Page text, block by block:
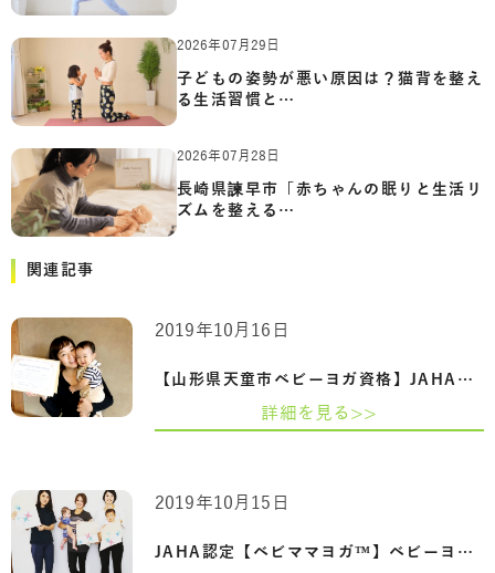
2026年07月29日
子どもの姿勢が悪い原因は？猫背を整え
る生活習慣と…
2026年07月28日
長崎県諫早市「赤ちゃんの眠りと生活リ
ズムを整える…
関連記事
【山形県天童市ベビーヨガ資格】JAHA認定…
2019年10月16日
詳細を見る>>
JAHA認定【ベビママヨガ™】ベビーヨガ＆マ…
2019年10月15日